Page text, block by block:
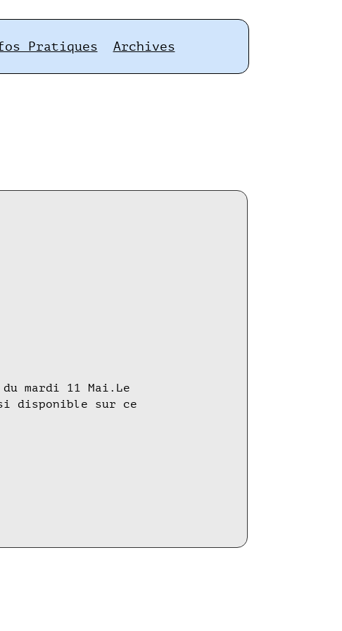
Pratiques Archives
mardi 11 Mai.Le
disponible sur ce